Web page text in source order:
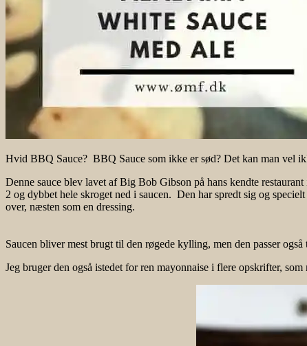
Hvid BBQ Sauce? BBQ Sauce som ikke er sød? Det kan man vel
Denne sauce blev lavet af Big Bob Gibson på hans kendte
2 og dybbet hele skroget ned i saucen. Den har spredt sig og
over, næsten som en dressing.
Saucen bliver mest brugt til den røgede kylling, men den passer
Jeg bruger den også istedet for ren mayonnaise i flere opskrifter, som